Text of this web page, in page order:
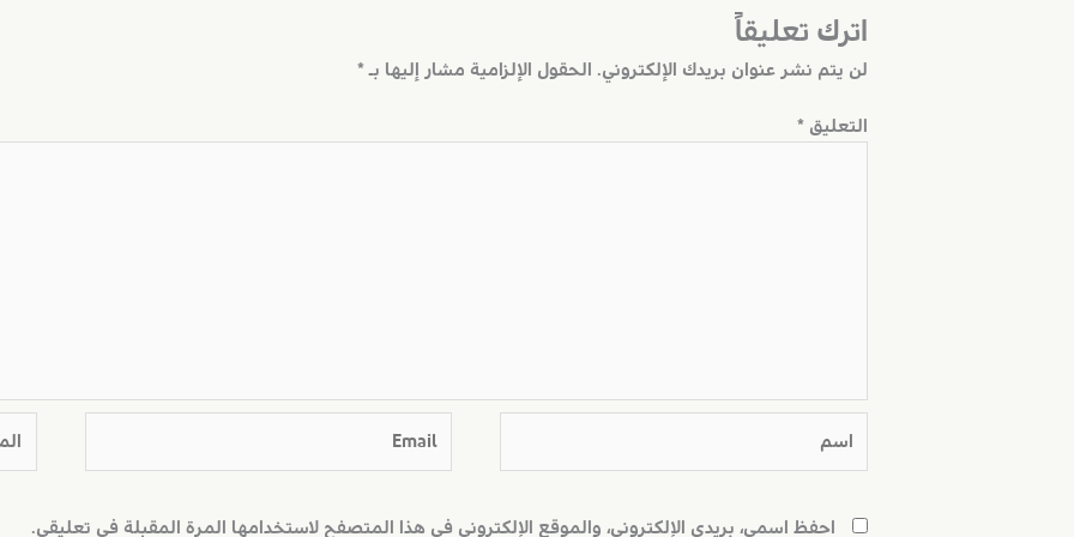
اترك تعليقاً
لن يتم نشر عنوان بريدك الإلكتروني. الحقول الإلزامية مشار إليها بـ *
التعليق *
احفظ اسمي، بريدي الإلكتروني، والموقع الإلكتروني في هذا المتصفح لاستخدامها المرة المقبلة في تعليقي.